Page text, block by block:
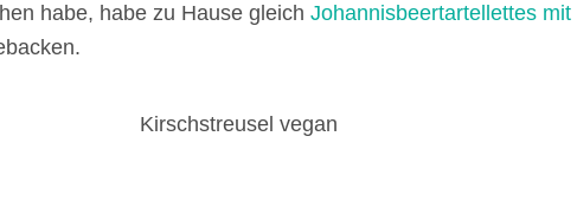
habe, habe zu Hause gleich Johannisbeertartellettes mit